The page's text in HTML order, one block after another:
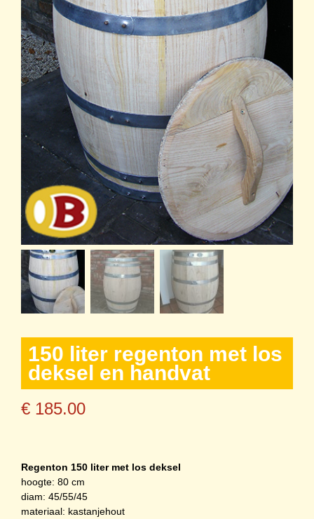
150 liter regenton met los
deksel en handvat
€ 185.00
Regenton 150 liter met los deksel
hoogte: 80 cm
diam: 45/55/45
materiaal: kastanjehout